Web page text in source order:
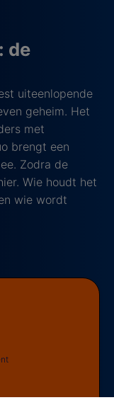
de
uiteenlopende
geheim. Het
met
brengt een
Zodra de
Wie houdt het
wie wordt